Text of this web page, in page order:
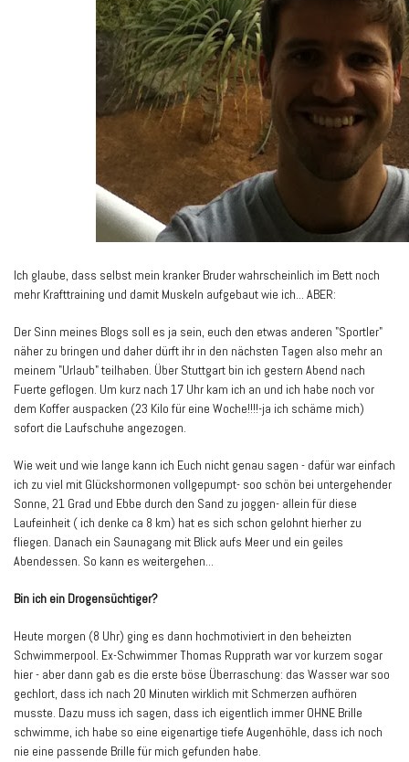
Ich glaube, dass selbst mein kranker Bruder wahrscheinlich im Bett noch
mehr Krafttraining und damit Muskeln aufgebaut wie ich... ABER:
Der Sinn meines Blogs soll es ja sein, euch den etwas anderen "Sportler"
näher zu bringen und daher dürft ihr in den nächsten Tagen also mehr an
meinem "Urlaub" teilhaben. Über Stuttgart bin ich gestern Abend nach
Fuerte geflogen. Um kurz nach 17 Uhr kam ich an und ich habe noch vor
dem Koffer auspacken (23 Kilo für eine Woche!!!!-ja ich schäme mich)
sofort die Laufschuhe angezogen.
Wie weit und wie lange kann ich Euch nicht genau sagen - dafür war einfach
ich zu viel mit Glückshormonen vollgepumpt- soo schön bei untergehender
Sonne, 21 Grad und Ebbe durch den Sand zu joggen- allein für diese
Laufeinheit ( ich denke ca 8 km) hat es sich schon gelohnt hierher zu
fliegen. Danach ein Saunagang mit Blick aufs Meer und ein geiles
Abendessen. So kann es weitergehen...
Bin ich ein Drogensüchtiger?
Heute morgen (8 Uhr) ging es dann hochmotiviert in den beheizten
Schwimmerpool. Ex-Schwimmer Thomas Rupprath war vor kurzem sogar
hier - aber dann gab es die erste böse Überraschung: das Wasser war soo
gechlort, dass ich nach 20 Minuten wirklich mit Schmerzen aufhören
musste. Dazu muss ich sagen, dass ich eigentlich immer OHNE Brille
schwimme, ich habe so eine eigenartige tiefe Augenhöhle, dass ich noch
nie eine passende Brille für mich gefunden habe.